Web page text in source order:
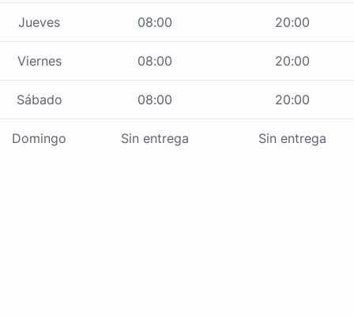
Jueves 08:00 20:00
Viernes 08:00 20:00
Sábado 08:00 20:00
Domingo Sin entrega Sin entrega